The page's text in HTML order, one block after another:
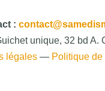
:
unique, 32 bd
légales— Politique